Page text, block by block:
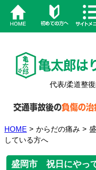
代表/柔道整
HOME > からだの痛み >
している方へ
盛岡市 祝日にやっ